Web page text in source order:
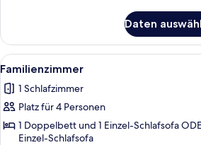
Room
Vista
Basilica
Daten
Alle
Fotos
für
Familienzimmer
anzeigen
Ein
5
Familienzimmer
1 Schlafzimmer
Platz für 4 Personen
1 Doppelbett und 1 Einzel-Schlafsofa
Einzel-Schlafsofa